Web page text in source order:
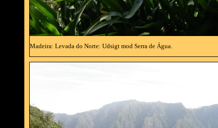
Madeira: Levada do Norte: Udsigt mod Serra de Água.